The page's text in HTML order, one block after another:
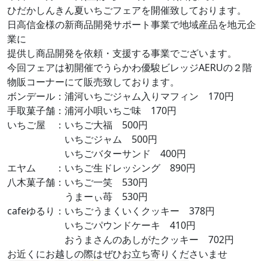
ひだかしんきん夏いちごフェアを開催致しております。
日高信金様の新商品開発サポート事業で地域産品を地元企
業に
提供し商品開発を依頼・支援する事業でございます。
今回フェアは初開催でうらかわ優駿ビレッジAERUの２階
物販コーナーにて販売致しております。
ボンデール：浦河いちごジャム入りマフィン 170円
手取菓子舗：浦河小唄いちご味 170円
いちご屋 ：いちご大福 500円
いちごジャム 500円
いちごバターサンド 400円
エヤム ：いちご生ドレッシング 890円
八木菓子舗：いちご一笑 530円
うまーぃ苺 530円
cafeゆるり：いちごうまくいくクッキー 378円
いちごパウンドケーキ 410円
おうまさんのあしがたクッキー 702円
お近くにお越しの際はぜひお立ち寄りくださいませ